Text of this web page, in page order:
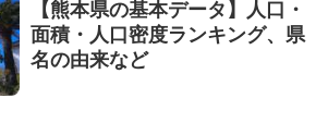
【熊本県の基本データ】人口・
面積・人口密度ランキング、県
名の由来など